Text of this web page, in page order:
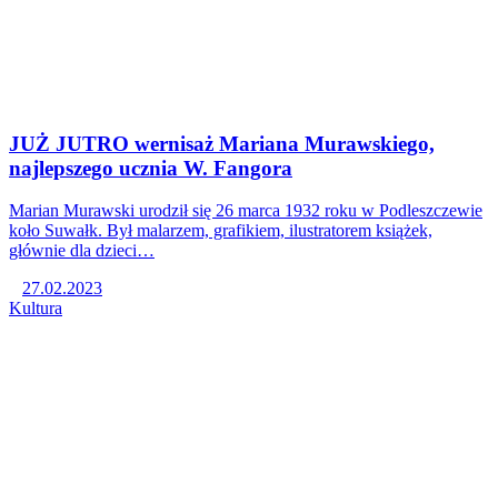
JUŻ JUTRO wernisaż Mariana Murawskiego,
najlepszego ucznia W. Fangora
Marian Murawski urodził się 26 marca 1932 roku w Podleszczewie
koło Suwałk. Był malarzem, grafikiem, ilustratorem książek,
głównie dla dzieci…
27.02.2023
Kultura